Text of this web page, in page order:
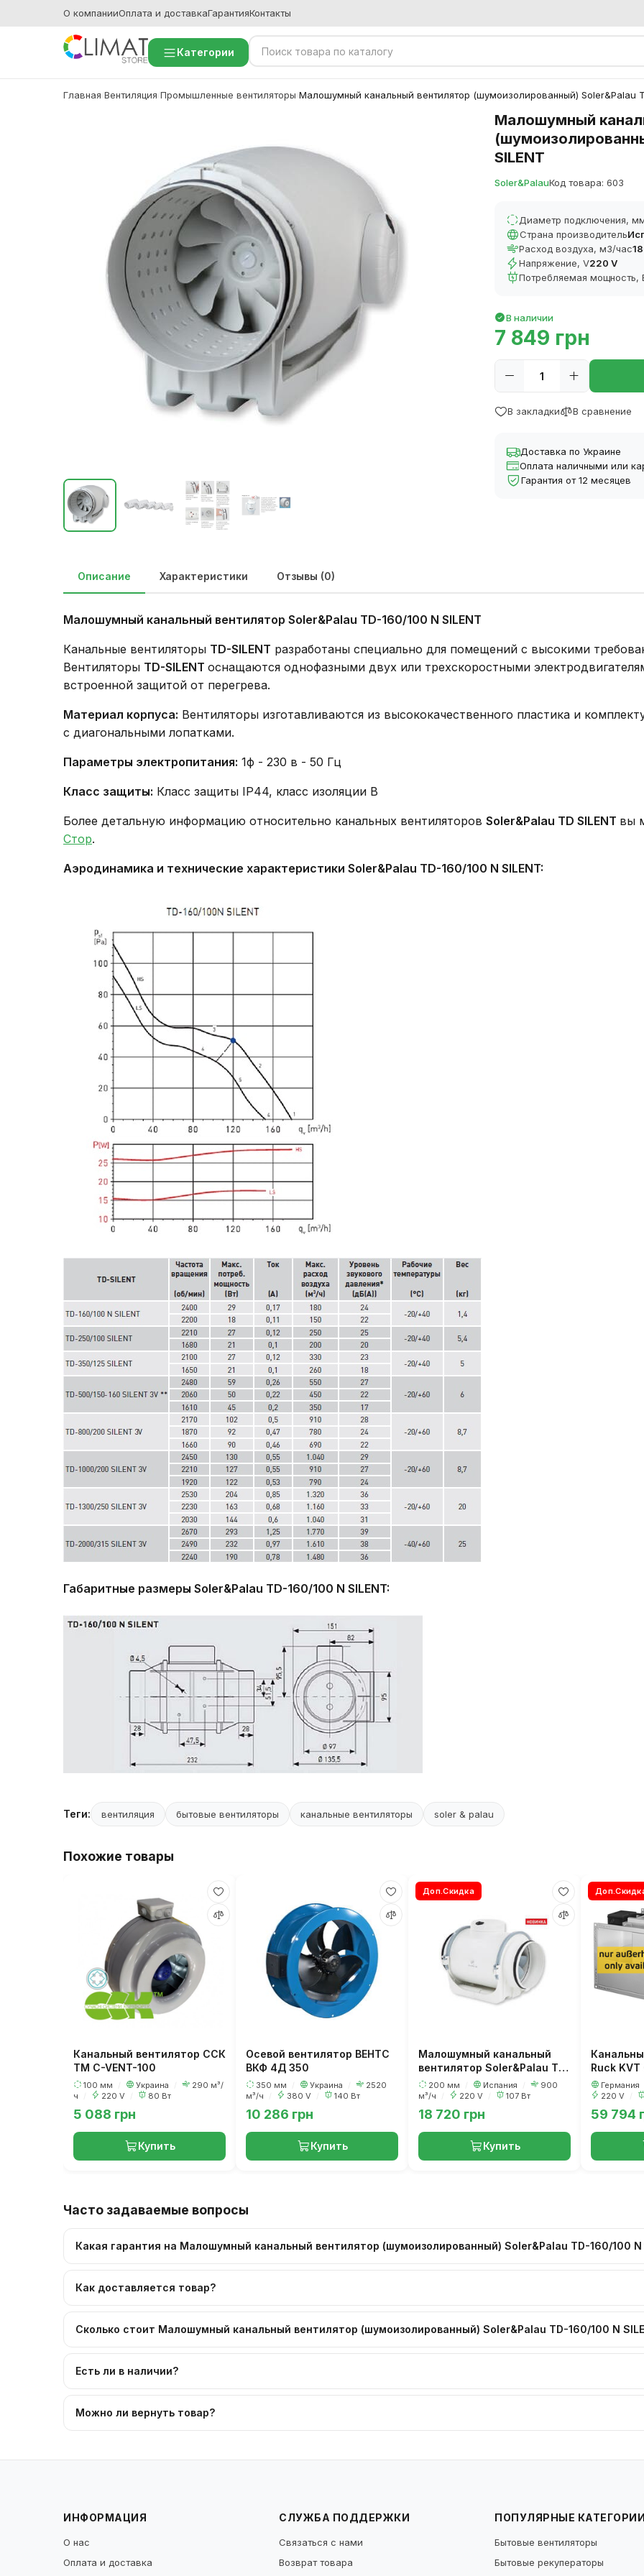
О компанииОплата и доставкаГарантияКонтакты
Категории
Главная Вентиляция Промышленные вентиляторы Малошумный канальный вентилятор (шумоизолированный) Soler&Palau
Малошумный
SILENT
Soler&PalauКод товара: 603
Диаметр подключения,
Страна производитель
Расход воздуха, м3/час
Напряжение, V220 V
Потребляемая мощность,
В наличии
7 849 грн
В закладки В сравнение
Доставка по Украине
Оплата наличными или
Гарантия от 12 месяцев
Описание Характеристики Отзывы (0)
Малошумный канальный вентилятор Soler&Palau TD-160/100 N SILENT
Канальные вентиляторы TD-SILENT разработаны специально для помещений с высокими
Вентиляторы TD-SILENT оснащаются однофазными двух или трехскоростными
встроенной защитой от перегрева.
Материал корпуса: Вентиляторы изготавливаются из высококачественного пластика и
с диагональными лопатками.
Параметры электропитания: 1ф - 230 в - 50 Гц
Класс защиты: Класс защиты IP44, класс изоляции B
Более детальную информацию относительно канальных вентиляторов Soler&Palau TD SILENT вы
Стор.
Аэродинамика и технические характеристики Soler&Palau TD-160/100 N SILENT:
Габаритные размеры Soler&Palau TD-160/100 N SILENT:
Теги: вентиляция бытовые вентиляторы канальные вентиляторы soler & palau
Похожие товары
Канальный вентилятор ССК
ТМ C-VENT-100
100 мм Украина
290 м³/
ч
220 V 80 Вт
5 088 грн
Купить
Осевой вентилятор ВЕНТС
ВКФ 4Д 350
350 мм Украина
2520
м³/ч
380 V 140 Вт
10 286 грн
Купить
Доп.Скидка
Малошумный канальный
вентилятор Soler&Palau TD
EVO-200
200 мм Испания
900
м³/ч
220 V 107 Вт
18 720 грн
Купить
Ruck
Германия
220 V
59 794
Часто задаваемые вопросы
Какая гарантия на Малошумный канальный вентилятор (шумоизолированный) Soler&Palau TD-160/100 N
Как доставляется товар?
Сколько стоит Малошумный канальный вентилятор (шумоизолированный) Soler&Palau TD-160/100 N
Есть ли в наличии?
Можно ли вернуть товар?
ИНФОРМАЦИЯ
О нас
Оплата и доставка
СЛУЖБА ПОДДЕРЖКИ
Связаться с нами
Возврат товара
ПОПУЛЯРНЫЕ КАТЕГОРИИ
Бытовые вентиляторы
Бытовые рекуператоры